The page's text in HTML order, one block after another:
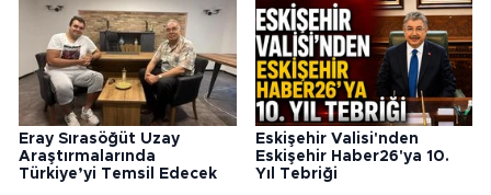
Eray Sırasöğüt Uzay
Araştırmalarında
Türkiye’yi Temsil Edecek
Eskişehir Valisi'nden
Eskişehir Haber26'ya 10.
Yıl Tebriği